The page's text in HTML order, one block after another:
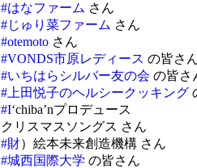
#はなファーム さん
#じゅり菜ファーム さん
#otemoto さん
#VONDS市原レディース の皆さ
#いちはらシルバー友の会 の皆さ
#上田悦子のヘルシークッキング
#I‘chiba’nプロデュース
クリスマスソングス さん
#財）絵本未来創造機構 さん
#城西国際大学 の皆さん